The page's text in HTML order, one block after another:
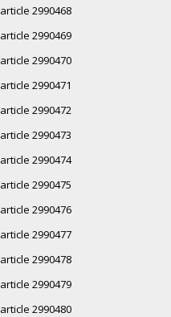
article 2990468
article 2990469
article 2990470
article 2990471
article 2990472
article 2990473
article 2990474
article 2990475
article 2990476
article 2990477
article 2990478
article 2990479
article 2990480